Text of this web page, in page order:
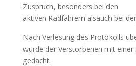
Zuspruch, besonders bei den
aktiven Radfahrern alsauch bei
Nach Verlesung des Protokolls
wurde der Verstorbenen mit einer
gedacht.